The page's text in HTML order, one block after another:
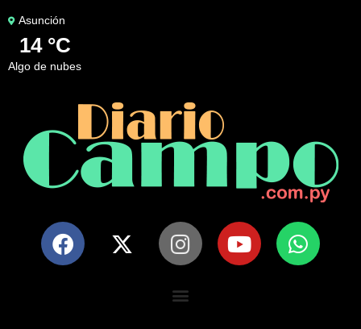
Asunción
14 °C
algo de nubes